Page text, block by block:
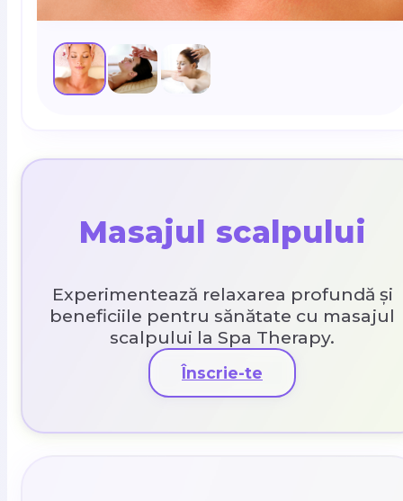
Masajul scalpului
Experimentează relaxarea profundă și
beneficiile pentru sănătate cu masajul
scalpului la Spa Therapy.
Înscrie-te